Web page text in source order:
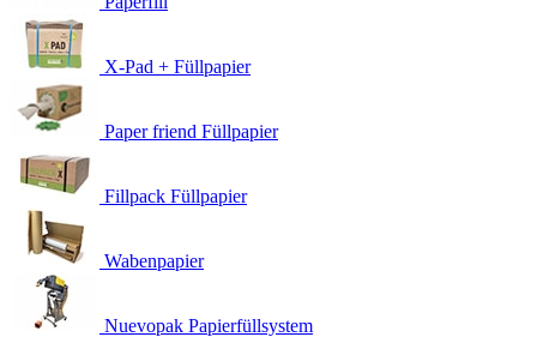
X-Pad + Füllpapier
Paper friend Füllpapier
Fillpack Füllpapier
Wabenpapier
Nuevopak Papierfüllsystem